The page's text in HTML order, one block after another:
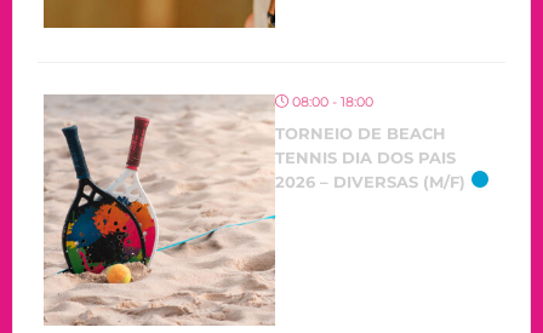
08:00 - 18:00
TORNEIO DE BEACH
TENNIS DIA DOS PAIS
2026 – DIVERSAS (M/F)